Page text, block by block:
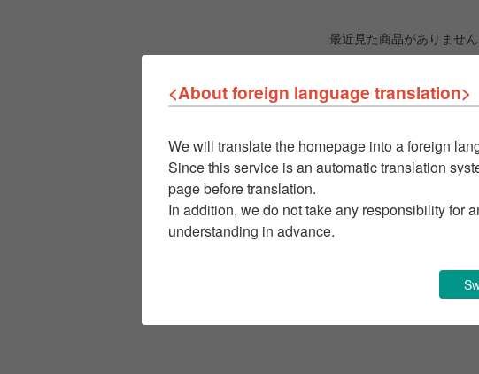
最近見た商品がありません
<About foreign language translation>
We will translate the homepage into a foreign
Since this service is an automatic translation
page before translation.
In addition, we do not take any responsibility for
understanding in advance.